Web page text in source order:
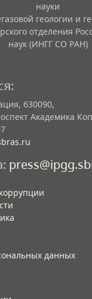
науки
геологии и
отделения
наук (ИНГГ СО РАН)
630090,
Академика
данных​